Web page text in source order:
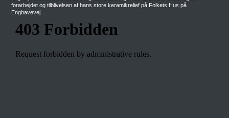
forarbejdet og tilblivelsen af hans store keramikrelief på Folkets Hus på
Enghavevej.